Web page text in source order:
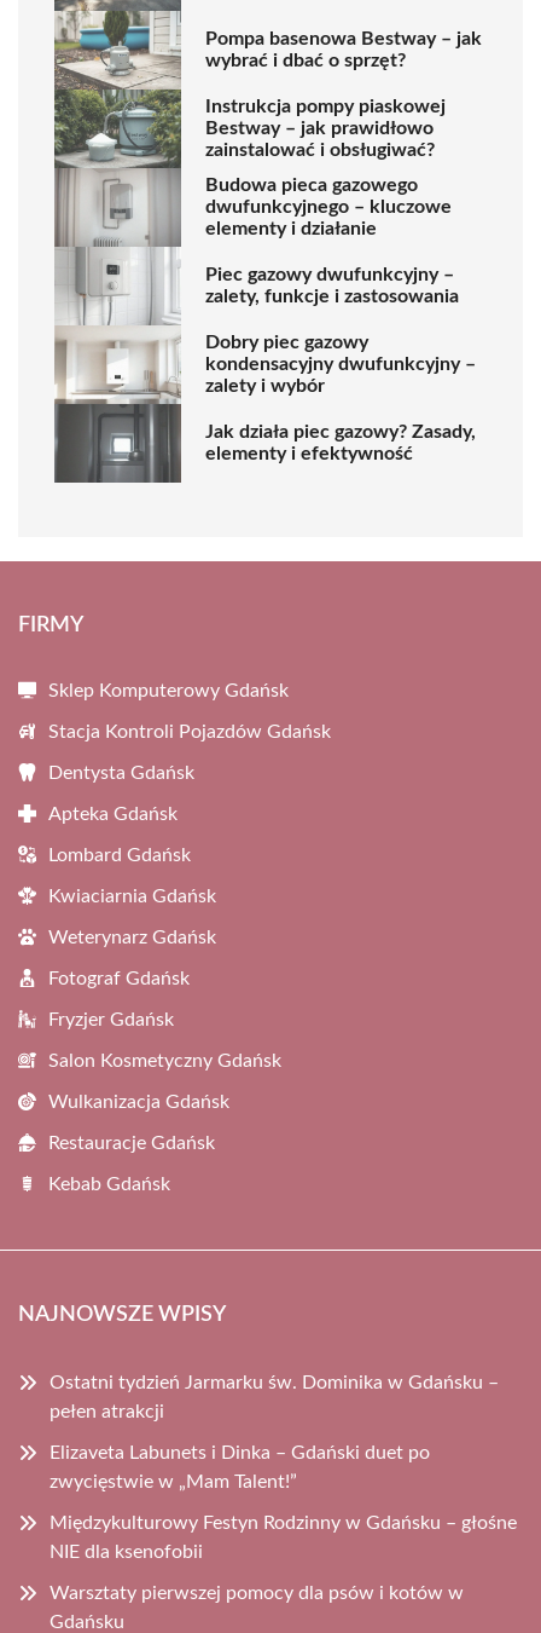
Pompa basenowa Bestway – jak
wybrać i dbać o sprzęt?
Instrukcja pompy piaskowej
Bestway – jak prawidłowo
zainstalować i obsługiwać?
Budowa pieca gazowego
dwufunkcyjnego – kluczowe
elementy i działanie
Piec gazowy dwufunkcyjny –
zalety, funkcje i zastosowania
Dobry piec gazowy
kondensacyjny dwufunkcyjny –
zalety i wybór
Jak działa piec gazowy? Zasady,
elementy i efektywność
FIRMY
Sklep Komputerowy Gdańsk
Stacja Kontroli Pojazdów Gdańsk
Dentysta Gdańsk
Apteka Gdańsk
Lombard Gdańsk
Kwiaciarnia Gdańsk
Weterynarz Gdańsk
Fotograf Gdańsk
Fryzjer Gdańsk
Salon Kosmetyczny Gdańsk
Wulkanizacja Gdańsk
Restauracje Gdańsk
Kebab Gdańsk
NAJNOWSZE WPISY
Ostatni tydzień Jarmarku św. Dominika w Gdańsku –
pełen atrakcji
Elizaveta Labunets i Dinka – Gdański duet po
zwycięstwie w „Mam Talent!”
Międzykulturowy Festyn Rodzinny w Gdańsku – głośne
NIE dla ksenofobii
Warsztaty pierwszej pomocy dla psów i kotów w
Gdańsku